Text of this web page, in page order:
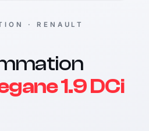
· RENAULT
1.9 DCi